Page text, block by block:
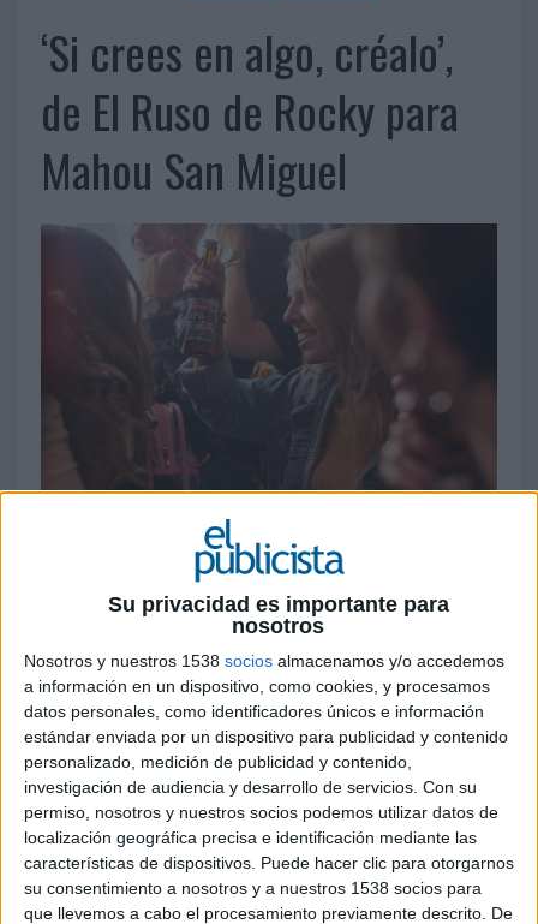
Su privacidad es importante para
nosotros
Nosotros y nuestros 1538 socios almacenamos y/o accedemos
a información en un dispositivo, como cookies, y procesamos
datos personales, como identificadores únicos e información
estándar enviada por un dispositivo para publicidad y contenido
personalizado, medición de publicidad y contenido,
investigación de audiencia y desarrollo de servicios. Con su
permiso, nosotros y nuestros socios podemos utilizar datos de
localización geográfica precisa e identificación mediante las
características de dispositivos. Puede hacer clic para otorgarnos
su consentimiento a nosotros y a nuestros 1538 socios para
que llevemos a cabo el procesamiento previamente descrito. De
‘Si crees en algo, créalo’,
de El Ruso de Rocky para
Mahou San Miguel
Ficha técnica ‘Si crees en algo, créalo’
Anunciante: Mahou San Miguel
Marca: Mahou Cinco Estrellas Session IPA
Contacto del cliente: César Hernández, Angélica
Hernández, Inés Mínguez, Mariana Buesa
Agencia creativa: El Ruso de Rocky